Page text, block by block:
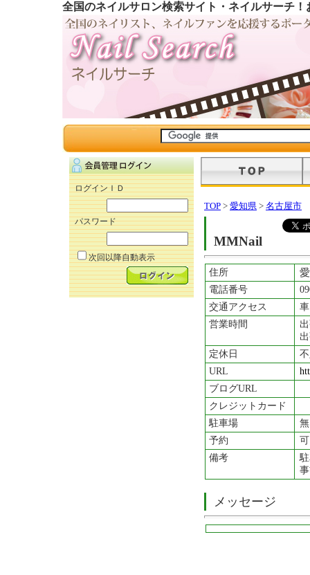
全国のネイルサロン検索サイト・ネイルサーチ
ログインＩＤ
パスワード
次回以降自動表示
TOP > 愛知県 > 名古屋市
MMNail
住所
電話番号
交通アクセス
営業時間
定休日
URL
ブログURL
クレジットカード
駐車場
無
予約
可
備考
メッセージ